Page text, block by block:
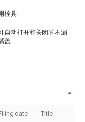
栓具
自动打开和关闭的不漏
盖
date Title